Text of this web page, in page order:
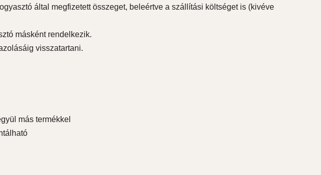
által megfizetett összeget, beleértve a szállítási költséget is (kivéve
másként rendelkezik.
visszatartani.
más termékkel